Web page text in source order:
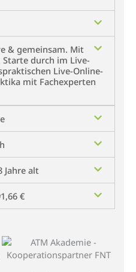
& gemeinsam. Mit
Starte durch im Live-
Live-Online-
mit Fachexperten
Jahre alt
€